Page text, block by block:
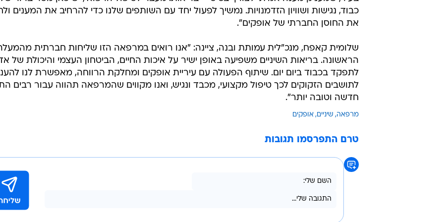
כבוד, נגישות ושוויון הזדמנויות. נמשיך לפעול יחד עם השותפים שלנו כדי להרחיב את המענים
את החוסן החברתי של אופקים".
שלומית קאפח, מנכ"לית עמותת ובנה, ציינה: "אנו רואים במרפאה הזו שליחות חברתית
הראשונה. בריאות השיניים משפיעה באופן ישיר על איכות החיים, הביטחון העצמי והיכולת של
לתפקד בכבוד ביום יום. שיתוף הפעולה עם עיריית אופקים ומחלקת הרווחה, מאפשרת לנו
לתושבים הזקוקים לכך טיפול מקצועי, מכבד ונגיש, ואנו מקווים שהמרפאה תהווה עבור רבים
חדשה וטובה יותר".
מרפאה שיניים אופקים
טרם התפרסמו תגובות